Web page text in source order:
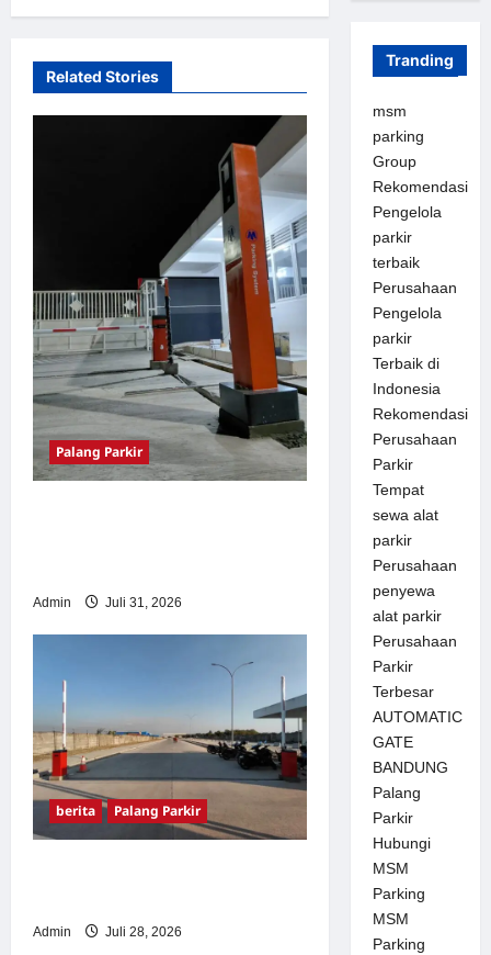
i
t
Related Stories
Palang Parkir
Admin Juli 31, 2026
berita Palang Parkir
Admin Juli 28, 2026
Tranding
msm
parking
Group
Rekomendasi
Pengelola
parkir
terbaik
Perusahaan
Pengelola
parkir
Terbaik di
Indonesia
Rekomendasi
Perusahaan
Parkir
Tempat
sewa alat
parkir
Perusahaan
penyewa
alat parkir
Perusahaan
Parkir
Terbesar
AUTOMATIC
GATE
BANDUNG
Palang
Parkir
Hubungi
MSM
Parking
MSM
Parking